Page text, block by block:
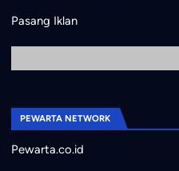
Pasang Iklan
PEWARTA NETWORK
Pewarta.co.id